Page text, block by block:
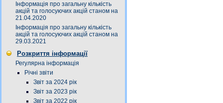
Інформація про загальну кількість
акцій та голосуючих акцій станом на
21.04.2020
Інформація про загальну кількість
акцій та голосуючих акцій станом на
29.03.2021
Розкриття інформації
Регулярна інформація
Річні звіти
Звіт за 2024 рік
Звіт за 2023 рік
Звіт за 2022 рік